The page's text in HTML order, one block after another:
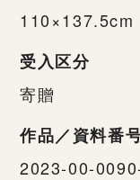
受入区分
寄贈
作品／資料番
2023-00-